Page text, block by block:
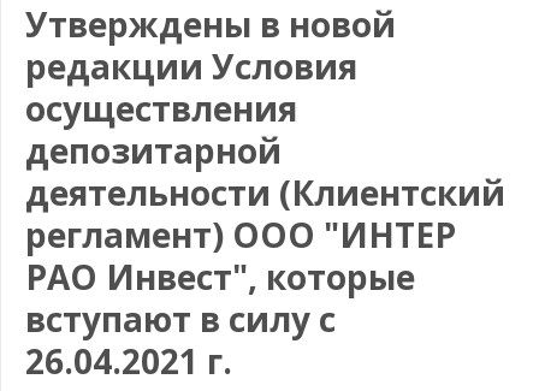
Утверждены в новой
редакции Условия
осуществления
депозитарной
деятельности (Клиентский
регламент) ООО "ИНТЕР
РАО Инвест", которые
вступают в силу с
26.04.2021 г.